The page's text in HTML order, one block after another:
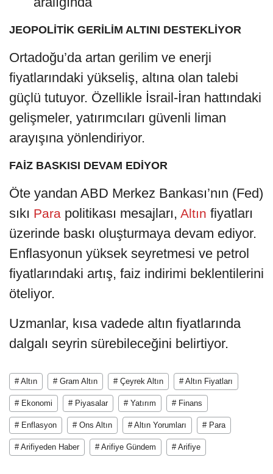
JEOPOLİTİK GERİLİM ALTINI DESTEKLİYOR
Ortadoğu’da artan gerilim ve enerji
fiyatlarındaki yükseliş, altına olan talebi
güçlü tutuyor. Özellikle İsrail-İran hattındaki
gelişmeler, yatırımcıları güvenli liman
arayışına yönlendiriyor.
FAİZ BASKISI DEVAM EDİYOR
Öte yandan ABD Merkez Bankası’nın (Fed)
sıkı Para politikası mesajları, Altın fiyatları
üzerinde baskı oluşturmaya devam ediyor.
Enflasyonun yüksek seyretmesi ve petrol
fiyatlarındaki artış, faiz indirimi beklentilerini
öteliyor.
Uzmanlar, kısa vadede altın fiyatlarında
dalgalı seyrin sürebileceğini belirtiyor.
# Altın # Gram Altın # Çeyrek Altın # Altın Fiyatları
# Ekonomi # Piyasalar # Yatırım # Finans
# Enflasyon # Ons Altın # Altın Yorumları # Para
# Arifiyeden Haber # Arifiye Gündem # Arifiye